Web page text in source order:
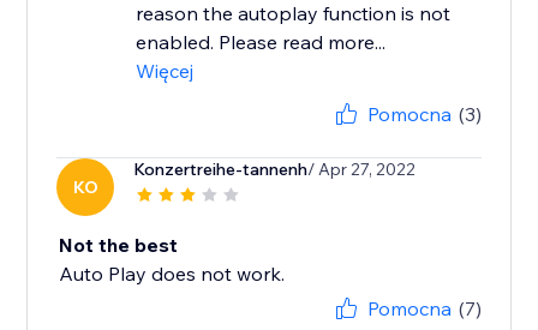
reason the autoplay function is not
enabled. Please read more...
Więcej
Pomocna (3)
KO
Konzertreihe-tannenh/ Apr 27, 2022
Not the best
Auto Play does not work.
Pomocna (7)